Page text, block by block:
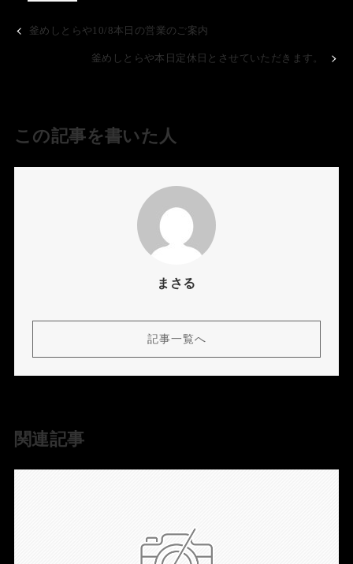
釜めしとらや10/8本日の営業のご案内
釜めしとらや本日定休日とさせていただきます。
この記事を書いた人
まさる
記事一覧へ
関連記事